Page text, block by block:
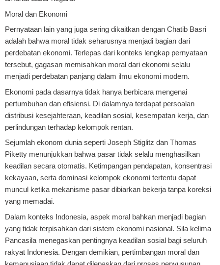
Moral dan Ekonomi
Pernyataan lain yang juga sering dikaitkan dengan Chatib Basri
adalah bahwa moral tidak seharusnya menjadi bagian dari
perdebatan ekonomi. Terlepas dari konteks lengkap pernyataan
tersebut, gagasan memisahkan moral dari ekonomi selalu
menjadi perdebatan panjang dalam ilmu ekonomi modern.
Ekonomi pada dasarnya tidak hanya berbicara mengenai
pertumbuhan dan efisiensi. Di dalamnya terdapat persoalan
distribusi kesejahteraan, keadilan sosial, kesempatan kerja, dan
perlindungan terhadap kelompok rentan.
Sejumlah ekonom dunia seperti Joseph Stiglitz dan Thomas
Piketty menunjukkan bahwa pasar tidak selalu menghasilkan
keadilan secara otomatis. Ketimpangan pendapatan, konsentrasi
kekayaan, serta dominasi kelompok ekonomi tertentu dapat
muncul ketika mekanisme pasar dibiarkan bekerja tanpa koreksi
yang memadai.
Dalam konteks Indonesia, aspek moral bahkan menjadi bagian
yang tidak terpisahkan dari sistem ekonomi nasional. Sila kelima
Pancasila menegaskan pentingnya keadilan sosial bagi seluruh
rakyat Indonesia. Dengan demikian, pertimbangan moral dan